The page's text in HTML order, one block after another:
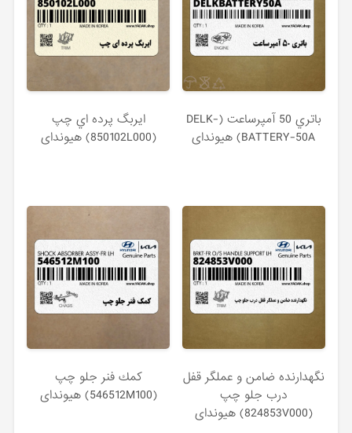
باتري 50 آمپرساعت (DELK-
BATTERY-50A) هیوندای
ايربگ پرده اي چپ
(850102L000) هیوندای
نگهدارنده ضامن و عملگر قفل
درب جلو چپ
(824853V000) هیوندای
كمك فنر جلو چپ
(546512M100) هیوندای